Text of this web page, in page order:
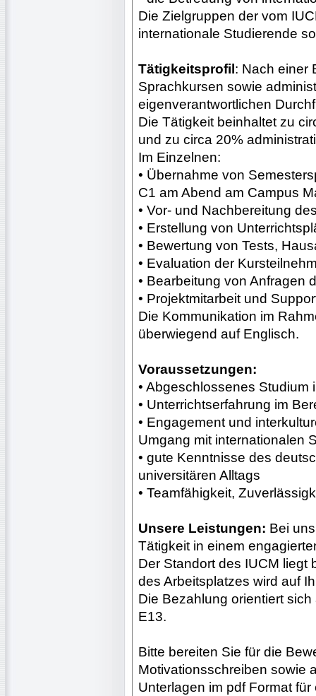
Die Zielgruppen der vom
internationale Studierende
Tätigkeitsprofil: Nach einer
Sprachkursen sowie
eigenverantwortlichen
Die Tätigkeit beinhaltet zu
und zu circa 20%
Im Einzelnen:
• Übernahme von
C1 am Abend am Campus
• Vor- und Nachbereitung
• Erstellung von
• Bewertung von Tests,
• Evaluation der
• Bearbeitung von Anfragen
• Projektmitarbeit und
Die Kommunikation im
überwiegend auf Englisch.
Voraussetzungen:
• Abgeschlossenes
• Unterrichtserfahrung im
• Engagement und
Umgang mit internationalen
• gute Kenntnisse des
universitären Alltags
• Teamfähigkeit,
Unsere Leistungen: Bei
Tätigkeit in einem
Der Standort des IUCM liegt
des Arbeitsplatzes wird auf
Die Bezahlung orientiert
E13.
Bitte bereiten Sie für die
Motivationsschreiben sowie
Unterlagen im pdf Format